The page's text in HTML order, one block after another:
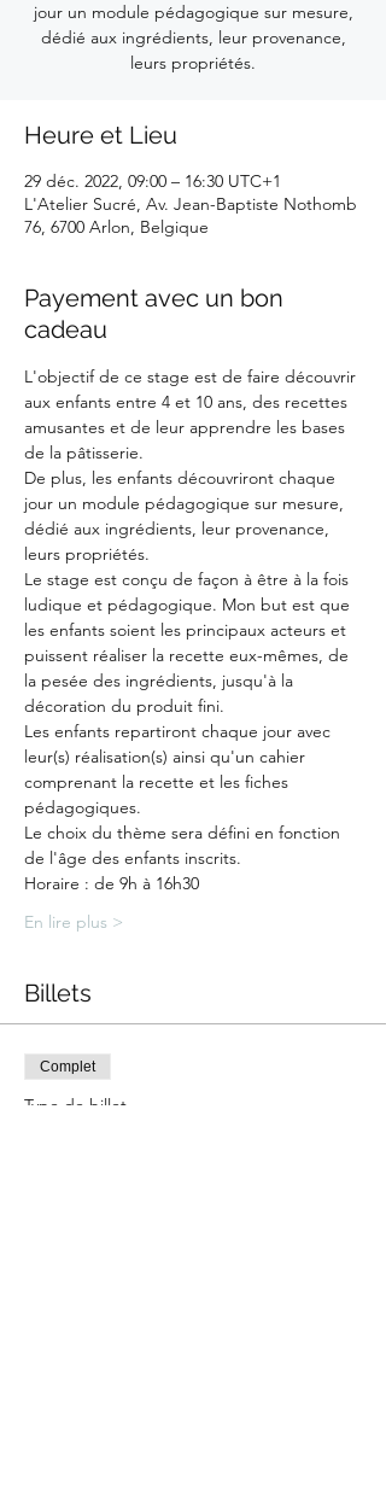
jour un module pédagogique sur mesure,
dédié aux ingrédients, leur provenance,
leurs propriétés.
Heure et Lieu
29 déc. 2022, 09:00 – 16:30 UTC+1
L'Atelier Sucré, Av. Jean-Baptiste Nothomb
76, 6700 Arlon, Belgique
Payement avec un bon
cadeau
L'objectif de ce stage est de faire découvrir
aux enfants entre 4 et 10 ans, des recettes
amusantes et de leur apprendre les bases
de la pâtisserie.
De plus, les enfants découvriront chaque
jour un module pédagogique sur mesure,
dédié aux ingrédients, leur provenance,
leurs propriétés.
Le stage est conçu de façon à être à la fois
ludique et pédagogique. Mon but est que
les enfants soient les principaux acteurs et
puissent réaliser la recette eux-mêmes, de
la pesée des ingrédients, jusqu'à la
décoration du produit fini.
Les enfants repartiront chaque jour avec
leur(s) réalisation(s) ainsi qu'un cahier
comprenant la recette et les fiches
pédagogiques.
Le choix du thème sera défini en fonction
de l'âge des enfants inscrits.
Horaire : de 9h à 16h30
En lire plus >
Billets
Complet
Type de billet